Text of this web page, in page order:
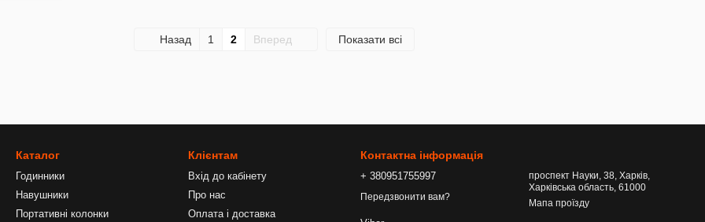
Назад 1 2 Вперед Показати всі
Каталог
Годинники
Навушники
Портативні колонки
Клієнтам
Вхід до кабінету
Про нас
Оплата і доставка
Контактна інформація
+ 380951755997
Передзвонити вам?
проспект Науки, 38, Харків,
Харківська область, 61000
Мапа проїзду